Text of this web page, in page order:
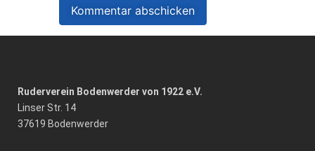
Ruderverein Bodenwerder von 1922 e.V.
Linser Str. 14
37619 Bodenwerder